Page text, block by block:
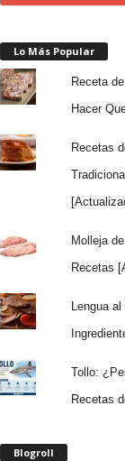
Lo Más Popular
Receta
Hacer
Recetas
Molleja
Recetas
Lengua
Tollo:
Recetas
Blogroll